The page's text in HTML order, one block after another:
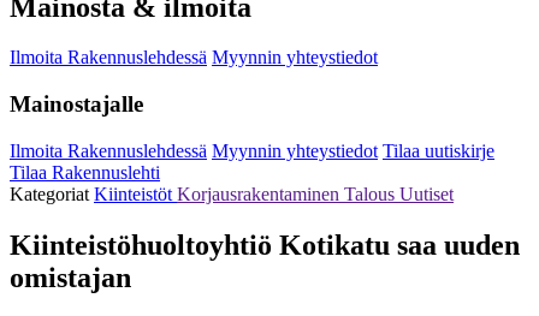
Mainosta & ilmoita
Ilmoita Rakennuslehdessä Myynnin yhteystiedot
Mainostajalle
Ilmoita Rakennuslehdessä Myynnin yhteystiedot Tilaa uutiskirje
Tilaa Rakennuslehti
Kategoriat Kiinteistöt Korjausrakentaminen Talous Uutiset
Kiinteistöhuoltoyhtiö Kotikatu saa uuden
omistajan